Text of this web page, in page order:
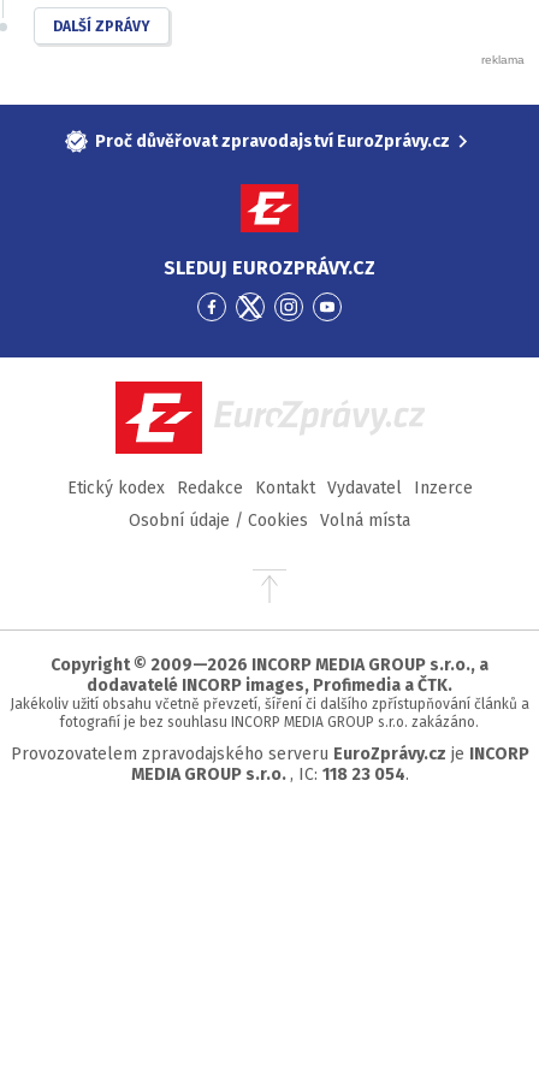
DALŠÍ ZPRÁVY
Proč důvěřovat zpravodajství EuroZprávy.cz
SLEDUJ EUROZPRÁVY.CZ
Přejít
Facebook
Přejít
Twitter
Přejít
Instagram
Přejít
YouTube
EuroZprávy.cz
Etický kodex Redakce Kontakt Vydavatel
Inzerce
Osobní údaje / Cookies
Volná místa
Přejít
stránky
Copyright © 2009—2026 INCORP MEDIA GROUP s.r.o., a
dodavatelé INCORP images, Profimedia a ČTK.
Jakékoliv užití obsahu včetně převzetí, šíření či dalšího zpřístupňování článků a
fotografií je bez souhlasu INCORP MEDIA GROUP s.r.o. zakázáno.
Provozovatelem zpravodajského serveru EuroZprávy.cz je INCORP
MEDIA GROUP s.r.o., IC: 118 23 054.